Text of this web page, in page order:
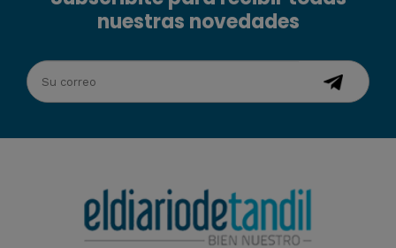
nuestras novedades